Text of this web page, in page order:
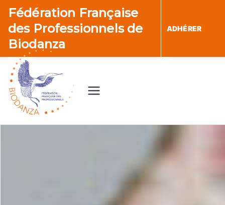
Aller
contenu
Fédération Française
des Professionnels de
Biodanza
ADHÉRER
Française des
Professionnel
s de Biodanza